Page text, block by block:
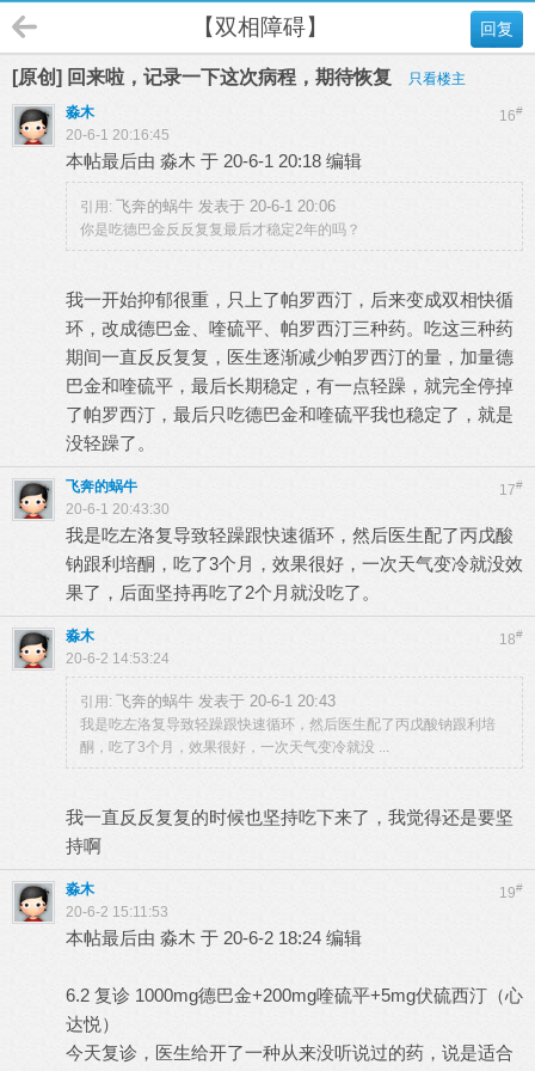
回复
【双相障碍】
[原创] 回来啦，记录一下这次病程，期待恢复 只看楼主
16#
淼木
20-6-1 20:16:45
本帖最后由 淼木 于 20-6-1 20:18 编辑
引用: 飞奔的蜗牛 发表于 20-6-1 20:06
你是吃德巴金反反复复最后才稳定2年的吗？
我一开始抑郁很重，只上了帕罗西汀，后来变成双相快循
环，改成德巴金、喹硫平、帕罗西汀三种药。吃这三种药
期间一直反反复复，医生逐渐减少帕罗西汀的量，加量德
巴金和喹硫平，最后长期稳定，有一点轻躁，就完全停掉
了帕罗西汀，最后只吃德巴金和喹硫平我也稳定了，就是
没轻躁了。
17#
飞奔的蜗牛
20-6-1 20:43:30
我是吃左洛复导致轻躁跟快速循环，然后医生配了丙戊酸
钠跟利培酮，吃了3个月，效果很好，一次天气变冷就没效
果了，后面坚持再吃了2个月就没吃了。
18#
淼木
20-6-2 14:53:24
引用: 飞奔的蜗牛 发表于 20-6-1 20:43
我是吃左洛复导致轻躁跟快速循环，然后医生配了丙戊酸钠跟利培
酮，吃了3个月，效果很好，一次天气变冷就没 ...
我一直反反复复的时候也坚持吃下来了，我觉得还是要坚
持啊
19#
淼木
20-6-2 15:11:53
本帖最后由 淼木 于 20-6-2 18:24 编辑
6.2 复诊 1000mg德巴金+200mg喹硫平+5mg伏硫西汀（心
达悦）
今天复诊，医生给开了一种从来没听说过的药，说是适合